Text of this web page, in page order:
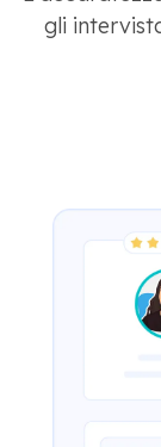
gli